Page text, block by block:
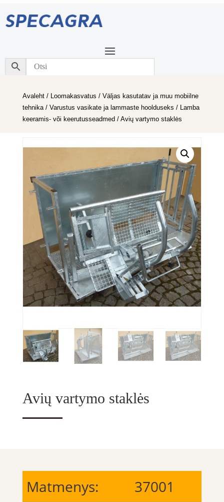
Avaleht/ Loomakasvatus / Väljas kasutatav ja muu mobiilne
tehnika/ Varustus vasikate ja lammaste hoolduseks / Lamba
keeramis- või keerutusseadmed / Avių vartymo staklės
Avių vartymo staklės
Matmenys:
37001